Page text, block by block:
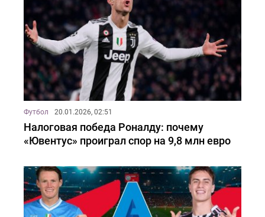
Футбол 20.01.2026, 02:51
Налоговая победа Роналду: почему
«Ювентус» проиграл спор на 9,8 млн евро